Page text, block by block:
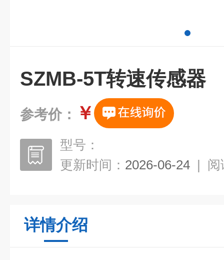
SZMB-5T转速传感器
参考价： ￥
型号：
更新时间： 2026-06-24 | 阅
详情介绍